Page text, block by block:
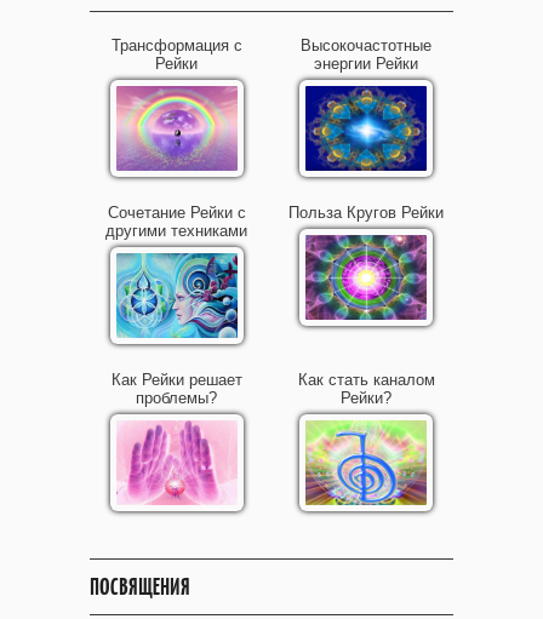
Трансформация с
Рейки
Высокочастотные
энергии Рейки
Сочетание Рейки с
другими техниками
Польза Кругов Рейки
Как Рейки решает
проблемы?
Как стать каналом
Рейки?
ПОСВЯЩЕНИЯ